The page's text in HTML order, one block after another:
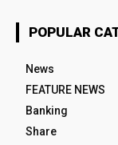
POPULAR
News
FEATURE NEWS
Banking
Share